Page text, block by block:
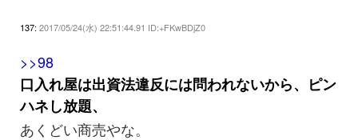
137: 2017/05/24(水) 22:51:44.91 ID:+FKwBDjZ0
>>98
口入れ屋は出資法違反には問われないから、ピン
ハネし放題、
あくどい商売やな。